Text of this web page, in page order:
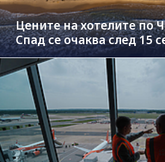
Цените на хотелите по
Спад се очаква след 15